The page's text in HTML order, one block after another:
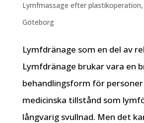
Lymfmassage efter plastikoperation,
Göteborg
Lymfdränage som en del av
Lymfdränage brukar vara en
behandlingsform för
medicinska tillstånd som
långvarig svullnad. Men det